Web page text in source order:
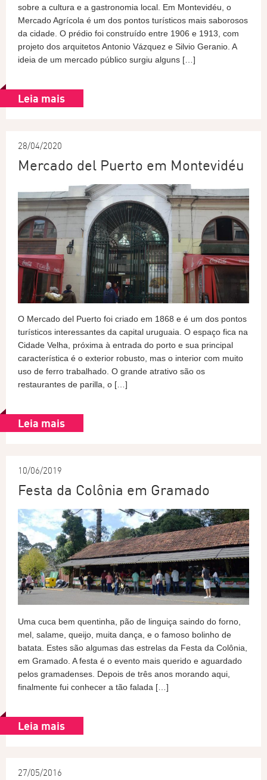
sobre a cultura e a gastronomia local. Em Montevidéu, o
Mercado Agrícola é um dos pontos turísticos mais saborosos
da cidade. O prédio foi construído entre 1906 e 1913, com
projeto dos arquitetos Antonio Vázquez e Silvio Geranio. A
ideia de um mercado público surgiu alguns […]
Leia mais
28/04/2020
Mercado del Puerto em Montevidéu
O Mercado del Puerto foi criado em 1868 e é um dos pontos
turísticos interessantes da capital uruguaia. O espaço fica na
Cidade Velha, próxima à entrada do porto e sua principal
característica é o exterior robusto, mas o interior com muito
uso de ferro trabalhado. O grande atrativo são os
restaurantes de parilla, o […]
Leia mais
10/06/2019
Festa da Colônia em Gramado
Uma cuca bem quentinha, pão de linguiça saindo do forno,
mel, salame, queijo, muita dança, e o famoso bolinho de
batata. Estes são algumas das estrelas da Festa da Colônia,
em Gramado. A festa é o evento mais querido e aguardado
pelos gramadenses. Depois de três anos morando aqui,
finalmente fui conhecer a tão falada […]
Leia mais
27/05/2016